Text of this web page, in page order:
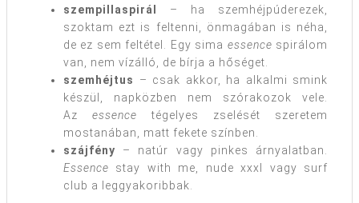
szempillaspirál – ha szemhéjpúderezek,
szoktam ezt is feltenni, önmagában is néha,
de ez sem feltétel. Egy sima essence spirálom
van, nem vízálló, de bírja a hőséget.
szemhéjtus
– csak akkor, ha alkalmi smink
készül, napközben nem szórakozok vele.
Az essence tégelyes zselését szeretem
mostanában, matt fekete színben.
szájfény – natúr vagy pinkes árnyalatban.
Essence stay with me, nude xxxl vagy surf
club a leggyakoribbak.